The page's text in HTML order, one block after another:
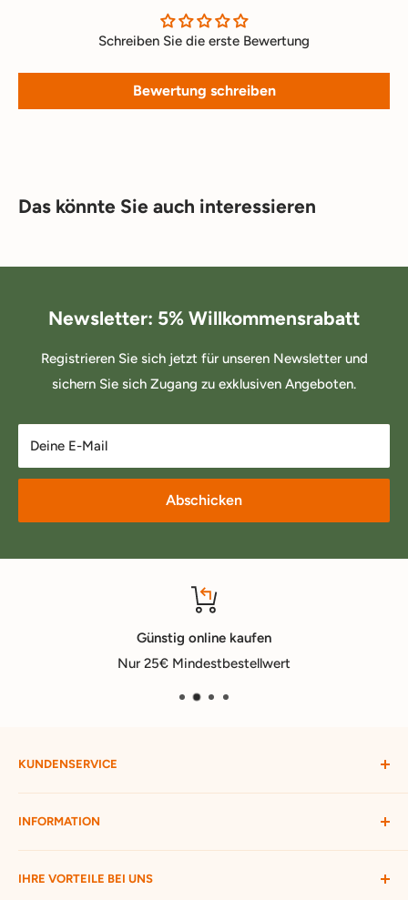
Schreiben Sie die erste Bewertung
Bewertung schreiben
Das könnte Sie auch interessieren
Newsletter: 5% Willkommensrabatt
Registrieren Sie sich jetzt für unseren Newsletter und
sichern Sie sich Zugang zu exklusiven Angeboten.
Deine E-Mail
Abschicken
Günstig online kaufen
Nur 25€ Mindestbestellwert
KUNDENSERVICE
Widerruf starten
Bestellung verfolgen
Passwort vergessen
INFORMATION
Ratgeber
IHRE VORTEILE BEI UNS